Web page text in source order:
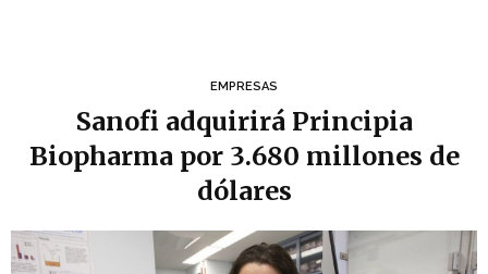
EMPRESAS
Sanofi adquirirá Principia
Biopharma por 3.680 millones de
dólares